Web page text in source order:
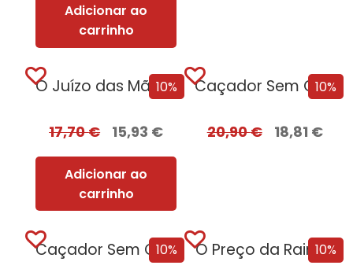
Adicionar ao
carrinho
10%
O Juízo das Mãos – Volume 2 | O Dragão Serpente
17,70€ 15,93 €
Adicionar ao
carrinho
10%
Caçador Sem Coração Edição com EDGES
20,90€ 18,81 €
10%
Caçador Sem Coração 10%
O Preço da Rainha